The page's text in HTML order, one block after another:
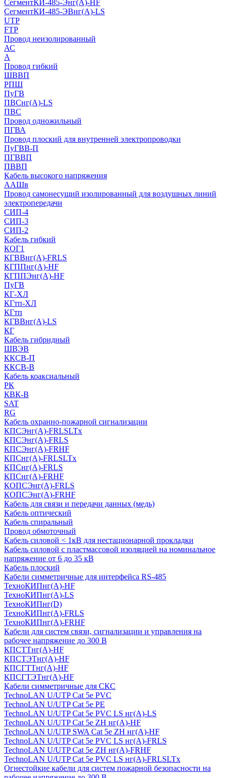
СегментКИ-485-Энг(А)-HF
СегментКИ-485-ЭВнг(А)-LS
UTP
FTP
Провод неизолированный
АС
А
Провод гибкий
ШВВП
РПШ
ПуГВ
ПВСнг(А)-LS
ПВС
Провод одножильный
ПГВА
Провод плоский для внутренней электропроводки
ПуГВВ-П
ПГВВП
ПВВП
Кабель высокого напряжения
ААШв
Провод самонесущий изолированный для воздушных линий
электропередачи
СИП-4
СИП-3
СИП-2
Кабель гибкий
КОГ1
КГВВнг(А)-FRLS
КГППнг(A)-HF
КГППЭнг(A)-HF
ПуГВ
КГ-ХЛ
КГтп-ХЛ
КГтп
КГВВнг(А)-LS
КГ
Кабель гибридный
ШВЭВ
ККСВ-П
ККСВ-В
Кабель коаксиальный
РК
КВК-В
SAT
RG
Кабель охранно-пожарной сигнализации
КПСЭнг(А)-FRLSLTx
КПСЭнг(А)-FRLS
КПСЭнг(А)-FRHF
КПСнг(А)-FRLSLTx
КПСнг(А)-FRLS
КПСнг(А)-FRHF
КОПСЭнг(А)-FRLS
КОПСЭнг(А)-FRHF
Кабель для связи и передачи данных (медь)
Кабель оптический
Кабель спиральный
Провод обмоточный
Кабель силовой < 1кВ для нестационарной прокладки
Кабель силовой с пластмассовой изоляцией на номинальное
напряжение от 6 до 35 кВ
Кабель плоский
Кабели симметричные для интерфейса RS-485
ТеxноКИПнг(A)-HF
ТеxноКИПнг(A)-LS
ТеxноКИПнг(D)
ТехноКИПнг(A)-FRLS
ТехноКИПнг(A)-FRHF
Кабели для систем связи, сигнализации и управления на
рабочее напряжение до 300 В
КПСТТнг(A)-HF
КПСТЭТнг(A)-HF
КПСГТТнг(A)-HF
КПСГТЭТнг(A)-HF
Кабели симметричные для СКС
TechnoLAN U/UTP Cat 5e PVC
TechnoLAN U/UTP Cat 5e PE
TechnoLAN U/UTP Cat 5e PVC LS нг(A)-LS
TechnoLAN U/UTP Cat 5e ZH нг(A)-HF
TechnoLAN U/UTP SWA Cat 5e ZH нг(A)-HF
TechnoLAN U/UTP Cat 5e PVC LS нг(A)-FRLS
TechnoLAN U/UTP Cat 5e ZH нг(A)-FRHF
TechnoLAN U/UTP Cat 5e PVC LS нг(A)-FRLSLTx
Огнестойкие кабели для систем пожарной безопасности на